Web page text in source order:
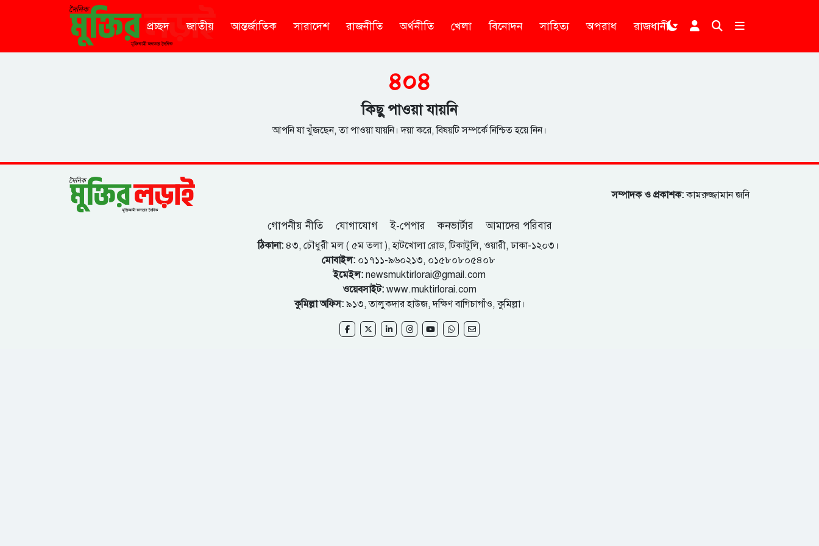
প্রচ্ছদ জাতীয় আন্তর্জাতিক সারাদেশ রাজনীতি অর্থনীতি খেলা বিনোদন সাহিত্য অপরাধ রাজধানী
৪০৪
কিছু পাওয়া যায়নি
আপনি যা খুঁজছেন, তা পাওয়া যায়নি। দয়া করে, বিষয়টি সম্পর্কে নিশ্চিত হয়ে নিন।
সম্পাদক ও প্রকাশক:কামরুজ্জামান জনি
গোপনীয় নীতি যোগাযোগ ই-পেপার কনভার্টার আমাদের পরিবার
ঠিকানা: ৪৩, চৌধুরী মল ( ৫ম তলা ), হাটখোলা রোড, টিকাটুলি, ওয়ারী, ঢাকা-১২০৩।
মোবাইল:০১৭১১-৯৬০২১৩, ০১৫৮০৮০৫৪০৮
ইমেইল: newsmuktirlorai@gmail.com
ওয়েবসাইট: www.muktirlorai.com
কুমিল্লা অফিস: ৯১৩, তালুকদার হাউজ, দক্ষিণ বাগিচাগাঁও, কুমিল্লা।